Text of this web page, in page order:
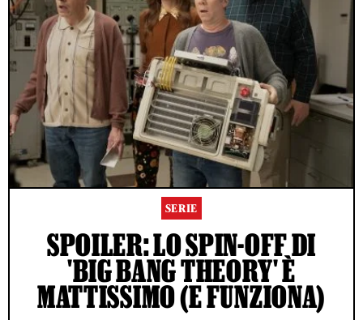
SERIE
SPOILER: LO SPIN-OFF DI
'BIG BANG THEORY' È
MATTISSIMO (E FUNZIONA)